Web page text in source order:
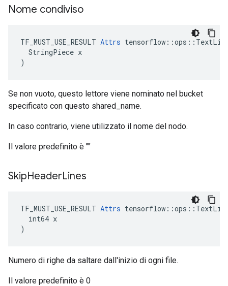
Nome condiviso
TF_MUST_USE_RESULT Attrs
  StringPiece x
)
Se non vuoto, questo lettore viene nominato nel bucket
specificato con questo shared_name.
In caso contrario, viene utilizzato il nome del nodo.
Il valore predefinito è ""
SkipHeaderLines
TF_MUST_USE_RESULT Attrs
  int64 x
)
Numero di righe da saltare dall'inizio di ogni file.
Il valore predefinito è 0